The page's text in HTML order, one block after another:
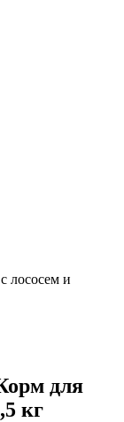
лососем и
для
кг